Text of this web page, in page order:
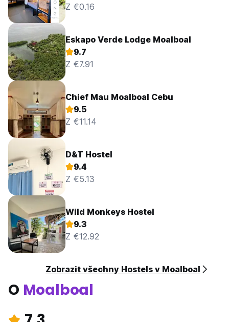
Z €0.16
Eskapo Verde Lodge Moalboal
9.7
Z €7.91
Chief Mau Moalboal Cebu
9.5
Z €11.14
D&T Hostel
9.4
Z €5.13
Wild Monkeys Hostel
9.3
Z €12.92
Zobrazit všechny Hostels v Moalboal
O Moalboal